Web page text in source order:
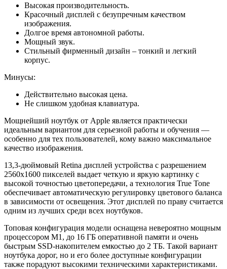
Высокая производительность.
Красочный дисплей с безупречным качеством
изображения.
Долгое время автономной работы.
Мощный звук.
Стильный фирменный дизайн – тонкий и легкий
корпус.
Минусы:
Действительно высокая цена.
Не слишком удобная клавиатура.
Мощнейший ноутбук от Apple является практически
идеальным вариантом для серьезной работы и обучения —
особенно для тех пользователей, кому важно максимальное
качество изображения.
13,3-дюймовый Retina дисплей устройства с разрешением
2560x1600 пикселей выдает четкую и яркую картинку с
высокой точностью цветопередачи, а технология True Tone
обеспечивает автоматическую регулировку цветового баланса
в зависимости от освещения. Этот дисплей по праву считается
одним из лучших среди всех ноутбуков.
Топовая конфигурация модели оснащена невероятно мощным
процессором М1, до 16 ГБ оперативной памяти и очень
быстрым SSD-накопителем емкостью до 2 ТБ. Такой вариант
ноутбука дорог, но и его более доступные конфигурации
также порадуют высокими техническими характеристиками.